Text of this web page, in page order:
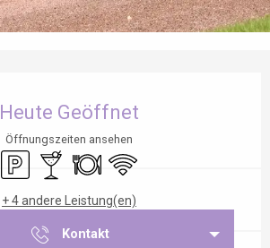
Heute Geöffnet
Öffnungszeiten ansehen
ParkplatzBar / Getränkestand
Restaurant
Wi-Fi
+ 4 andere Leistung(en)
Kontakt